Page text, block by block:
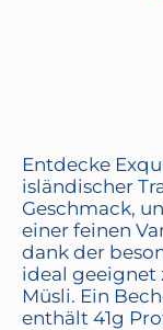
Entdecke
isländischer
Geschmack,
einer feinen
dank der
ideal geeignet
Müsli. Ein
enthält 41g